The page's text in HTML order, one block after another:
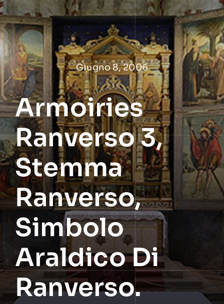
Salta
al
contenuto
Giugno 8, 2006
Armoiries
Ranverso 3,
Stemma
Ranverso,
Simbolo
Araldico Di
Ranverso.